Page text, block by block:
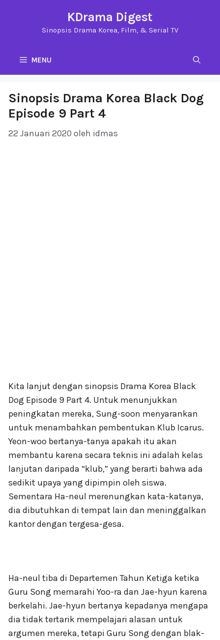
KDrama Digest
Sinopsis Drama Korea, Film, & Serial TV
MENU
Sinopsis Drama Korea Black Dog
Episode 9 Part 4
22 Januari 2020 oleh idmas
Kita lanjut dengan sinopsis Drama Korea Black
Dog Episode 9 Part 4. Untuk menunjukkan
peningkatan mereka, Sung-soon menyarankan
untuk menambahkan pembentukan Klub Icarus.
Yeon-woo bertanya-tanya apakah itu akan
membantu karena secara teknis ini adalah kelas
lanjutan daripada “klub,” yang berarti bahwa ada
sedikit upaya yang dipimpin oleh siswa.
Sementara Ha-neul merenungkan kata-katanya,
dia dibutuhkan di tempat lain dan meninggalkan
kantor dengan tergesa-gesa.
Ha-neul tiba di Departemen Tahun Ketiga ketika
Guru Song memarahi Yoo-ra dan Jae-hyun karena
berkelahi. Jae-hyun bertanya kepadanya mengapa
dia tidak tertarik mempelajari alasan untuk
argumen mereka, tetapi Guru Song dengan blak-